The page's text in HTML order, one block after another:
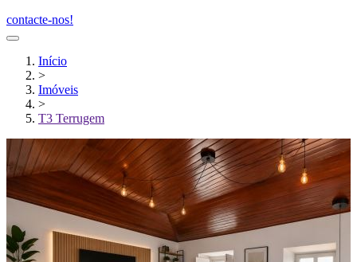
contacte-nos!
Início
>
Imóveis
>
T3 Terrugem